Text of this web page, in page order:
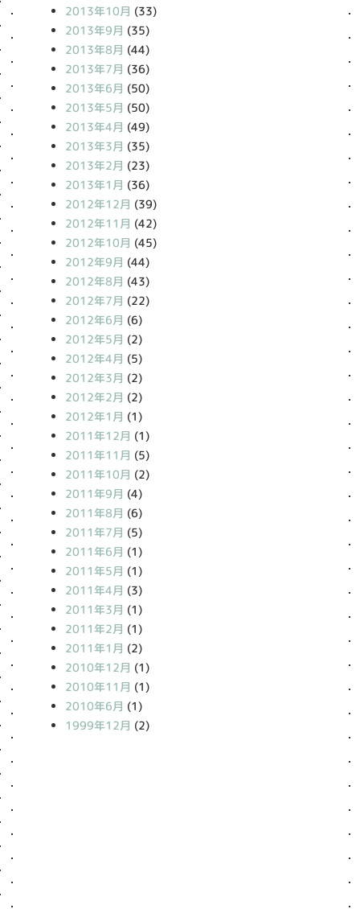
2013年10月 (33)
2013年9月 (35)
2013年8月 (44)
2013年7月 (36)
2013年6月 (50)
2013年5月 (50)
2013年4月 (49)
2013年3月 (35)
2013年2月 (23)
2013年1月 (36)
2012年12月 (39)
2012年11月 (42)
2012年10月 (45)
2012年9月 (44)
2012年8月 (43)
2012年7月 (22)
2012年6月 (6)
2012年5月 (2)
2012年4月 (5)
2012年3月 (2)
2012年2月 (2)
2012年1月 (1)
2011年12月 (1)
2011年11月 (5)
2011年10月 (2)
2011年9月 (4)
2011年8月 (6)
2011年7月 (5)
2011年6月 (1)
2011年5月 (1)
2011年4月 (3)
2011年3月 (1)
2011年2月 (1)
2011年1月 (2)
2010年12月 (1)
2010年11月 (1)
2010年6月 (1)
1999年12月 (2)